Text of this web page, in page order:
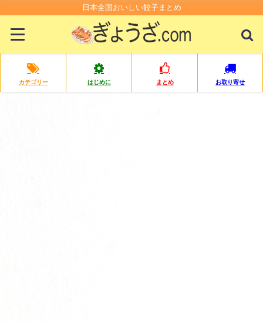
日本全国おいしい餃子まとめ
カテゴリー はじめに まとめ お取り寄せ